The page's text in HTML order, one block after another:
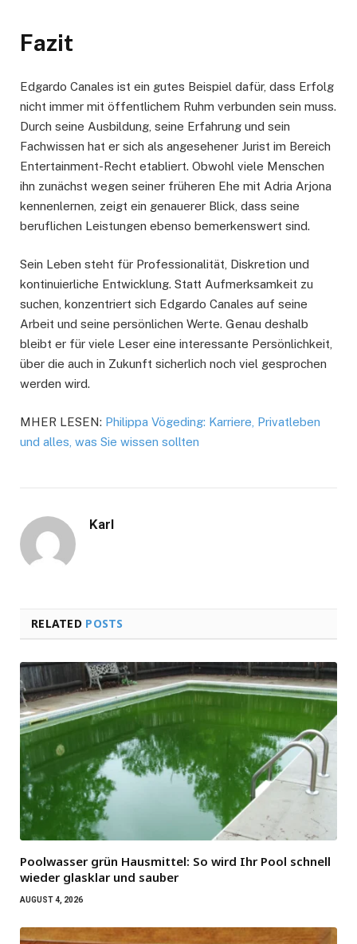
Fazit
Edgardo Canales ist ein gutes Beispiel dafür, dass Erfolg
nicht immer mit öffentlichem Ruhm verbunden sein muss.
Durch seine Ausbildung, seine Erfahrung und sein
Fachwissen hat er sich als angesehener Jurist im Bereich
Entertainment-Recht etabliert. Obwohl viele Menschen
ihn zunächst wegen seiner früheren Ehe mit Adria Arjona
kennenlernen, zeigt ein genauerer Blick, dass seine
beruflichen Leistungen ebenso bemerkenswert sind.
Sein Leben steht für Professionalität, Diskretion und
kontinuierliche Entwicklung. Statt Aufmerksamkeit zu
suchen, konzentriert sich Edgardo Canales auf seine
Arbeit und seine persönlichen Werte. Genau deshalb
bleibt er für viele Leser eine interessante Persönlichkeit,
über die auch in Zukunft sicherlich noch viel gesprochen
werden wird.
MHER LESEN: Philippa Vögeding: Karriere, Privatleben
und alles, was Sie wissen sollten
Karl
RELATED POSTS
Poolwasser grün Hausmittel: So wird Ihr Pool schnell
wieder glasklar und sauber
AUGUST 4, 2026